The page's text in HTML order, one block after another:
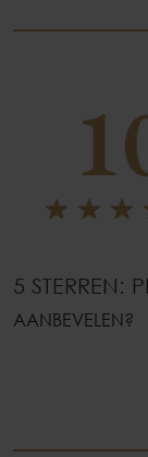
5 STERREN:
AANBEVELEN?